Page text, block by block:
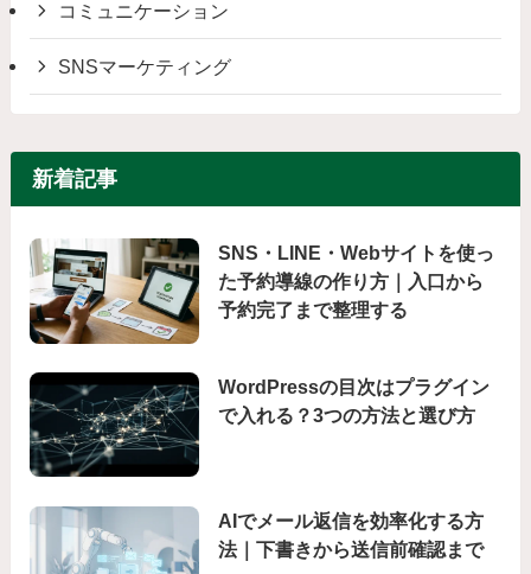
コミュニケーション
SNSマーケティング
新着記事
SNS・LINE・Webサイトを使っ
た予約導線の作り方｜入口から
予約完了まで整理する
WordPressの目次はプラグイン
で入れる？3つの方法と選び方
AIでメール返信を効率化する方
法｜下書きから送信前確認まで